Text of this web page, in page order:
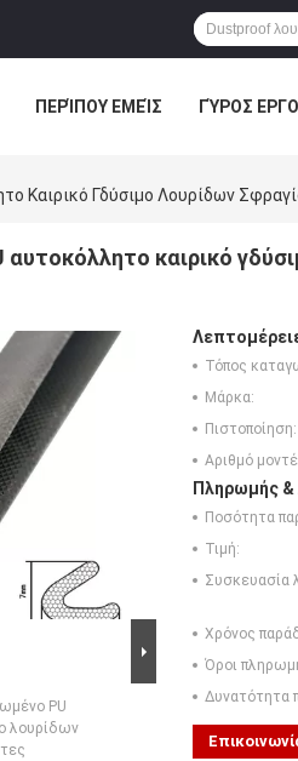
ΠΕΡΊΠΟΥ ΕΜΕΊΣ ΓΎΡΟΣ
Καιρικό Γδύσιμο Λουρίδων
καιρικό
PU
λουρίδων
Τόπος
Μάρκα:
Πιστοποίηση:
Αριθμό
Πληρωμής
Ποσότητα
Τιμή:
Συσκευασία
Χρόνος
Όροι
Δυνατότητα